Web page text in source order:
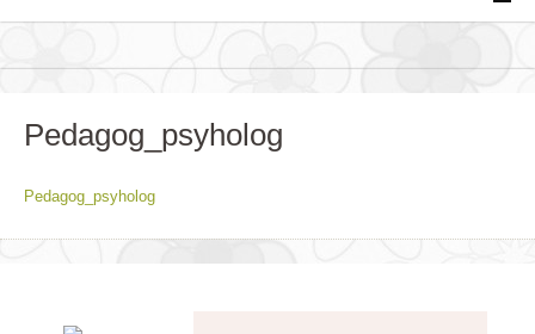
Pedagog_psyholog
Pedagog_psyholog